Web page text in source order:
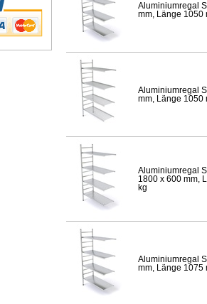
Aluminiumregal
mm, Länge 1050
Aluminiumregal
mm, Länge 1050
Aluminiumregal
1800 x 600 mm,
kg
Aluminiumregal
mm, Länge 1075